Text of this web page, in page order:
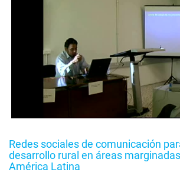
Redes sociales de comunicación
desarrollo rural en áreas
América Latina